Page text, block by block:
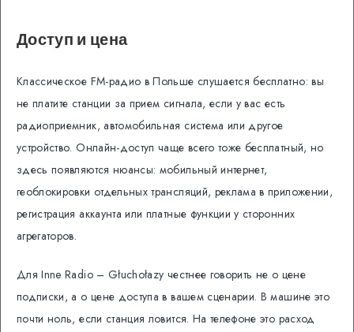
Доступ и цена
Классическое FM-радио в Польше слушается бесплатно: вы
не платите станции за прием сигнала, если у вас есть
радиоприемник, автомобильная система или другое
устройство. Онлайн-доступ чаще всего тоже бесплатный, но
здесь появляются нюансы: мобильный интернет,
геоблокировки отдельных трансляций, реклама в приложении,
регистрация аккаунта или платные функции у сторонних
агрегаторов.
Для Inne Radio – Głuchołazy честнее говорить не о цене
подписки, а о цене доступа в вашем сценарии. В машине это
почти ноль, если станция ловится. На телефоне это расход